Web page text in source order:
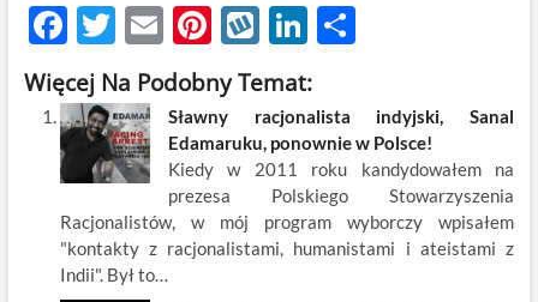
F
ac
e
b
o
o
k
T
w
itt
er
E
m
ail
Pi
nt
er
es
t
W
k
o
p
Li
k
e
dI
n
S
ar
e
Więcej Na Podobny Temat:
Sławny racjonalista indyjski, Sanal
Edamaruku, ponownie w Polsce!
Kiedy w 2011 roku kandydowałem na
prezesa Polskiego Stowarzyszenia
Racjonalistów, w mój program wyborczy wpisałem
"kontakty z racjonalistami, humanistami i ateistami z
Indii". Był to…